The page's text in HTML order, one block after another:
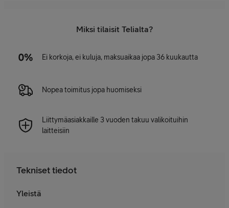
Miksi tilaisit Telialta?
Ei korkoja, ei kuluja, maksuaikaa jopa 36 kuukautta
Nopea toimitus jopa huomiseksi
Liittymäasiakkaille 3 vuoden takuu valikoituihin
laitteisiin
Tekniset tiedot
Yleistä